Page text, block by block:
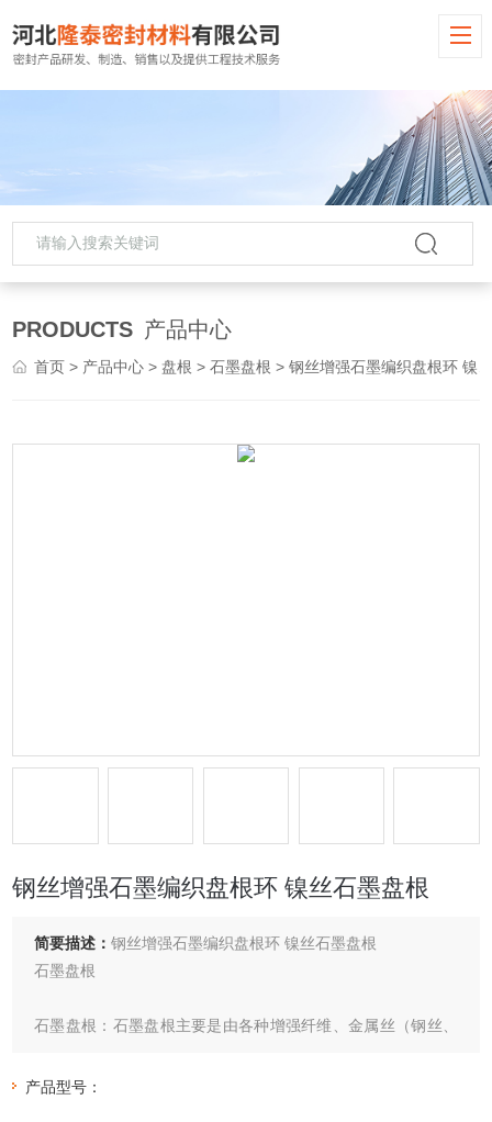
PRODUCTS 产品中心
首页 > 产品中心 > 盘根 >石墨盘根 > 钢丝增强石墨编织盘根环 镍丝石墨盘根
钢丝增强石墨编织盘根环 镍丝石墨盘根
简要描述：钢丝增强石墨编织盘根环 镍丝石墨盘根
石墨盘根
石墨盘根：石墨盘根主要是由各种增强纤维、金属丝（钢丝、
温高压条件下的动密封体、氨溶液、碳氢化合物、低温液体等
产品型号：